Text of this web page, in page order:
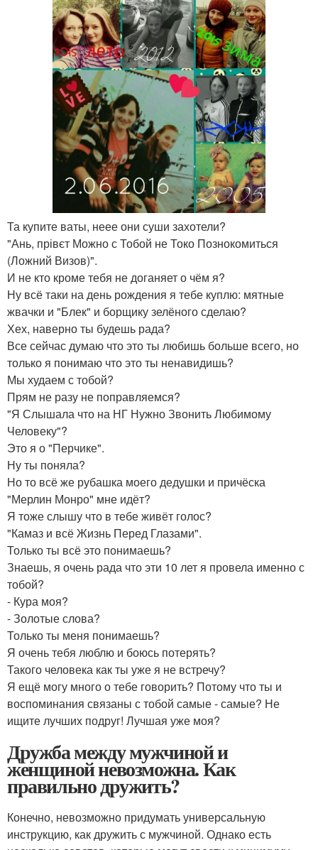
Та купите ваты, неее они суши захотели?
"Ань, прівєт Можно с Тобой не Токо Познокомиться
(Ложний Визов)".
И не кто кроме тебя не доганяет о чём я?
Ну всё таки на день рождения я тебе куплю: мятные
жвачки и "Блек" и борщику зелёного сделаю?
Хех, наверно ты будешь рада?
Все сейчас думаю что это ты любишь больше всего, но
только я понимаю что это ты ненавидишь?
Мы худаем с тобой?
Прям не разу не поправляемся?
"Я Слышала что на НГ Нужно Звонить Любимому
Человеку"?
Это я о "Перчике".
Ну ты поняла?
Но то всё же рубашка моего дедушки и причёска
"Мерлин Монро" мне идёт?
Я тоже слышу что в тебе живёт голос?
"Камаз и всё Жизнь Перед Глазами".
Только ты всё это понимаешь?
Знаешь, я очень рада что эти 10 лет я провела именно с
тобой?
- Кура моя?
- Золотые слова?
Только ты меня понимаешь?
Я очень тебя люблю и боюсь потерять?
Такого человека как ты уже я не встречу?
Я ещё могу много о тебе говорить? Потому что ты и
воспоминания связаны с тобой самые - самые? Не
ищите лучших подруг! Лучшая уже моя?
Дружба между мужчиной и
женщиной невозможна. Как
правильно дружить?
Конечно, невозможно придумать универсальную
инструкцию, как дружить с мужчиной. Однако есть